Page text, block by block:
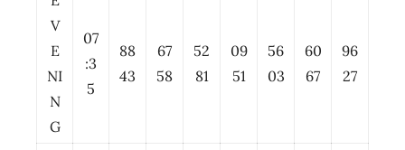
V
E
NI
N
G
07
:3
5
88
43
67
58
52
81
09
51
56
03
60
67
96
27